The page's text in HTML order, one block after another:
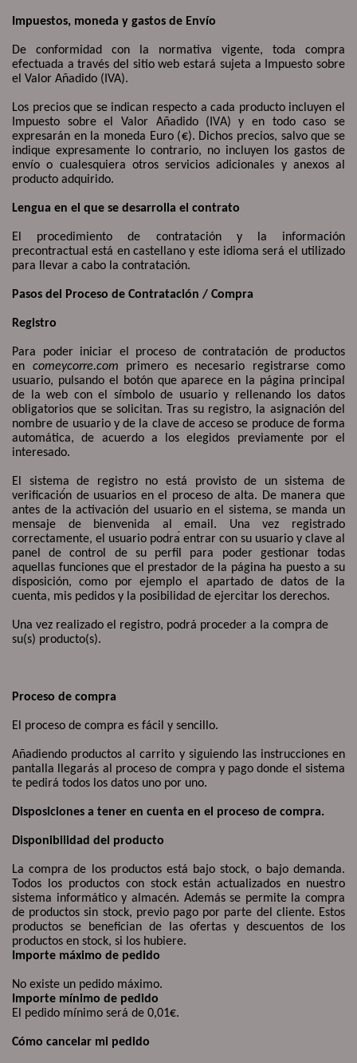
Impuestos, moneda y gastos de Envío
De conformidad con la normativa vigente, toda compra
efectuada a través del sitio web estará sujeta a Impuesto sobre
el Valor Añadido (IVA).
Los precios que se indican respecto a cada producto incluyen el
Impuesto sobre el Valor Añadido (IVA) y en todo caso se
expresarán en la moneda Euro (€). Dichos precios, salvo que se
indique expresamente lo contrario, no incluyen los gastos de
envío o cualesquiera otros servicios adicionales y anexos al
producto adquirido.
Lengua en el que se desarrolla el contrato
El procedimiento de contratación y la información
precontractual está en castellano y este idioma será el utilizado
para llevar a cabo la contratación.
Pasos del Proceso de Contratación / Compra
Registro
Para poder iniciar el proceso de contratación de productos
en comeycorre.com primero es necesario registrarse como
usuario, pulsando el botón que aparece en la página principal
de la web con el símbolo de usuario y rellenando los datos
obligatorios que se solicitan. Tras su registro, la asignación del
nombre de usuario y de la clave de acceso se produce de forma
automática, de acuerdo a los elegidos previamente por el
interesado.
El sistema de registro no está provisto de un sistema de
verificación de usuarios en el proceso de alta. De manera que
antes de la activación del usuario en el sistema, se manda un
mensaje de bienvenida al email. Una vez registrado
correctamente, el usuario podra entrar con su usuario y clave al
panel de control de su perfil para poder gestionar todas
aquellas funciones que el prestador de la página ha puesto a su
disposición, como por ejemplo el apartado de datos de la
cuenta, mis pedidos y la posibilidad de ejercitar los derechos.
Una vez realizado el registro, podrá proceder a la compra de
su(s) producto(s).
Proceso de compra
El proceso de compra es fácil y sencillo.
Añadiendo productos al carrito y siguiendo las instrucciones en
pantalla llegarás al proceso de compra y pago donde el sistema
te pedirá todos los datos uno por uno.
Disposiciones a tener en cuenta en el proceso de compra.
Disponibilidad del producto
La compra de los productos está bajo stock, o bajo demanda.
Todos los productos con stock están actualizados en nuestro
sistema informático y almacén. Además se permite la compra
de productos sin stock, previo pago por parte del cliente. Estos
productos se benefician de las ofertas y descuentos de los
productos en stock, si los hubiere.
Importe máximo de pedido
No existe un pedido máximo.
Importe mínimo de pedido
El pedido mínimo será de 0,01€.
Cómo cancelar mi pedido